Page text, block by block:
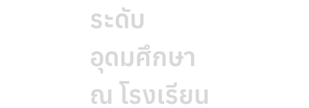
ระดับ
อุดมศึกษา
ณ โรงเรียน